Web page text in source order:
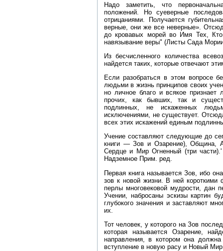
Надо заметить, что
положений. Но суеверные
отрицаниями. Получается
верные, они же все неверные».
до кровавых морей во Имя Тех,
навязывание веры" (Листы Сада
Из бесчисленного количества
найдется таких, которые отвечают
Если разобраться в этом вопросе
людьми в жизнь принципов своих
но личное благо и всякое признает
прочих, как бывших, так и
подлинных, не искаженных
исключениями, не существует.
всех этих искажений единым
Учение составляют следующие до
книги — Зов и Озарение), Община,
Сердце и Мир Огненный (три
Надземное Прим. ред.
Первая книга называется Зов, ибо
зов к новой жизни. В ней короткими
перлы многовековой мудрости, дан
Учении, набросаны эскизы картин
глубокого значения и заставляют
их.
Тот человек, у которого на Зов
которая называется Озарение,
направления, в котором она
вступление в новую расу и Новый